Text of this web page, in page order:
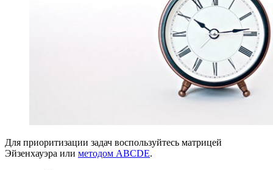
Для приоритизации задач воспользуйтесь матрицей
Эйзенхауэра или методом ABCDE.